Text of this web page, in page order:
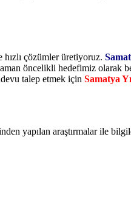
çözümler üretiyoruz.
öncelikli hedefimiz olarak
talep etmek için Samatya
yapılan araştırmalar ile